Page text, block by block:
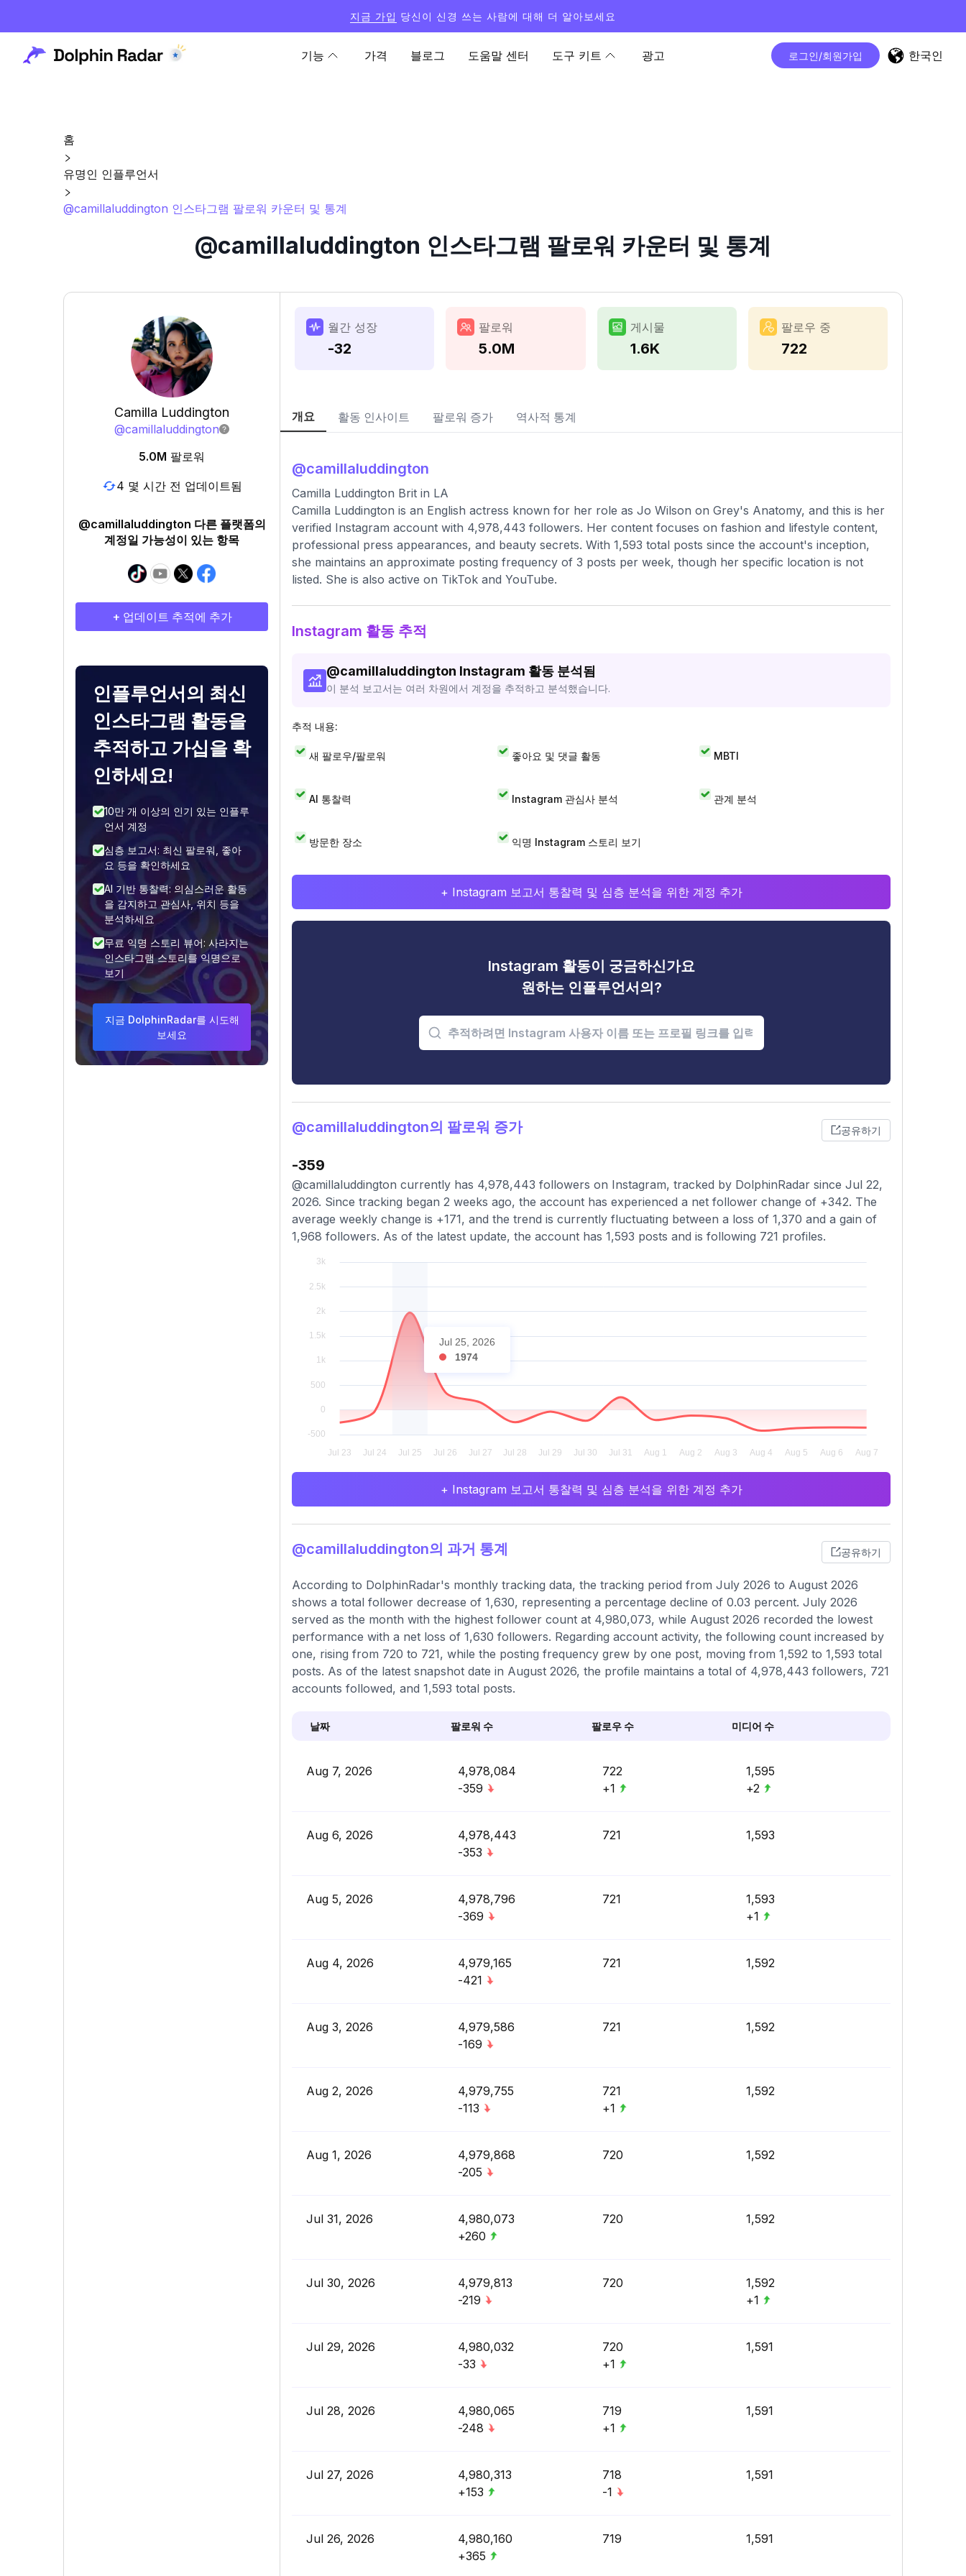
지금 가입 당신이 신경 쓰는 사람에 대해 더 알아보세요
기능 가격 블로그 도움말 센터 도구 키트 광고 로그인/회원가입 한국인
홈
유명인 인플루언서
@camillaluddington 인스타그램 팔로워 카운터 및 통계
@camillaluddington 인스타그램 팔로워 카운터 및 통계
Camilla Luddington
@camillaluddington
5.0M 팔로워
4 몇 시간 전 업데이트됨
@camillaluddington 다른 플랫폼의
계정일 가능성이 있는 항목
+ 업데이트 추적에 추가
인플루언서의 최신
인스타그램 활동을
추적하고 가십을 확
인하세요!
10만 개 이상의 인기 있는 인플루
언서 계정
심층 보고서: 최신 팔로워, 좋아
요 등을 확인하세요
AI 기반 통찰력: 의심스러운 활동
을 감지하고 관심사, 위치 등을
분석하세요
무료 익명 스토리 뷰어: 사라지는
인스타그램 스토리를 익명으로
보기
지금 DolphinRadar를 시도해
보세요
월간 성장
-32
팔로워
5.0M
게시물
1.6K
팔로우 중
722
개요 활동 인사이트 팔로워 증가 역사적 통계
@camillaluddington
Camilla Luddington Brit in LA
Camilla Luddington is an English actress known for her role as Jo Wilson on Grey's Anatomy, and this is her
verified Instagram account with 4,978,443 followers. Her content focuses on fashion and lifestyle content,
professional press appearances, and beauty secrets. With 1,593 total posts since the account's inception,
she maintains an approximate posting frequency of 3 posts per week, though her specific location is not
listed. She is also active on TikTok and YouTube.
Instagram 활동 추적
@camillaluddington Instagram 활동 분석됨
이 분석 보고서는 여러 차원에서 계정을 추적하고 분석했습니다.
추적 내용:
새 팔로우/팔로워 좋아요 및 댓글 활동 MBTI
AI 통찰력 Instagram 관심사 분석 관계 분석
방문한 장소 익명 Instagram 스토리 보기
+ Instagram 보고서 통찰력 및 심층 분석을 위한 계정 추가
Instagram 활동이 궁금하신가요
원하는 인플루언서의?
@camillaluddington의 팔로워 증가 공유하기
-359
@camillaluddington currently has 4,978,443 followers on Instagram, tracked by DolphinRadar since Jul 22,
2026. Since tracking began 2 weeks ago, the account has experienced a net follower change of +342. The
average weekly change is +171, and the trend is currently fluctuating between a loss of 1,370 and a gain of
1,968 followers. As of the latest update, the account has 1,593 posts and is following 721 profiles.
Jul 25, 2026
1974
+ Instagram 보고서 통찰력 및 심층 분석을 위한 계정 추가
@camillaluddington의 과거 통계 공유하기
According to DolphinRadar's monthly tracking data, the tracking period from July 2026 to August 2026
shows a total follower decrease of 1,630, representing a percentage decline of 0.03 percent. July 2026
served as the month with the highest follower count at 4,980,073, while August 2026 recorded the lowest
performance with a net loss of 1,630 followers. Regarding account activity, the following count increased by
one, rising from 720 to 721, while the posting frequency grew by one post, moving from 1,592 to 1,593 total
posts. As of the latest snapshot date in August 2026, the profile maintains a total of 4,978,443 followers, 721
accounts followed, and 1,593 total posts.
날짜 팔로워 수 팔로우 수 미디어 수
Aug 7, 2026
4,978,084
-359
722
+1
1,595
+2
Aug 6, 2026
4,978,443
-353
721 1,593
Aug 5, 2026
4,978,796
-369
721
1,593
+1
Aug 4, 2026
4,979,165
-421
721 1,592
Aug 3, 2026
4,979,586
-169
721 1,592
Aug 2, 2026
4,979,755
-113
721
+1
1,592
Aug 1, 2026
4,979,868
-205
720 1,592
Jul 31, 2026
4,980,073
+260
720 1,592
Jul 30, 2026
4,979,813
-219
720
1,592
+1
Jul 29, 2026
4,980,032
-33
720
+1
1,591
Jul 28, 2026
4,980,065
-248
719
+1
1,591
Jul 27, 2026
4,980,313
+153
718
-1
1,591
Jul 26, 2026
4,980,160
+365
719 1,591